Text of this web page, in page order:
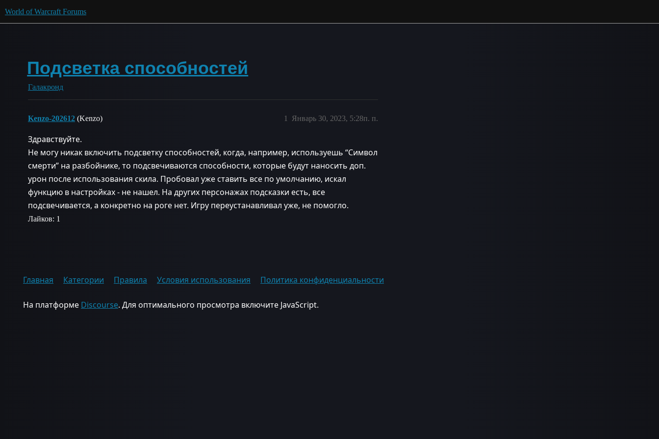
World of Warcraft Forums
Подсветка способностей
Галакронд
Kenzo-202612 (Kenzo) Январь 30, 2023, 5:28п. п.
1
Здравствуйте.
Не могу никак включить подсветку способностей, когда, например, используешь “Символ
смерти” на разбойнике, то подсвечиваются способности, которые будут наносить доп.
урон после использования скила. Пробовал уже ставить все по умолчанию, искал
функцию в настройках - не нашел. На других персонажах подсказки есть, все
подсвечивается, а конкретно на роге нет. Игру переустанавливал уже, не помогло.
Лайков: 1
Главная Категории Правила Условия использования Политика конфиденциальности
На платформе Discourse. Для оптимального просмотра включите JavaScript.